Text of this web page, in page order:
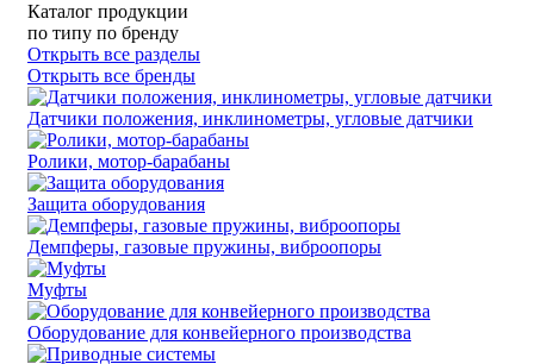
Каталог продукции
по типу по бренду
Открыть все разделы
Открыть все бренды
Датчики положения, инклинометры, угловые датчики
Ролики, мотор-барабаны
Защита оборудования
Демпферы, газовые пружины, виброопоры
Муфты
Оборудование для конвейерного производства